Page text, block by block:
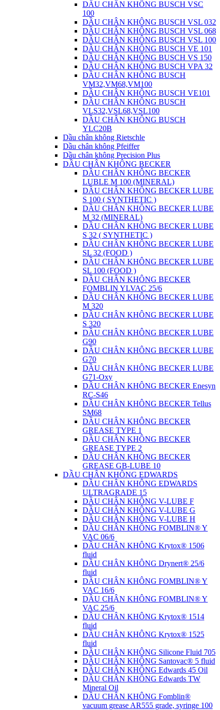
DẦU CHÂN KHÔNG BUSCH VSC
100
DẦU CHÂN KHÔNG BUSCH VSL 032
DẦU CHÂN KHÔNG BUSCH VSL 068
DẦU CHÂN KHÔNG BUSCH VSL 100
DẦU CHÂN KHÔNG BUSCH VE 101
DẦU CHÂN KHÔNG BUSCH VS 150
DẦU CHÂN KHÔNG BUSCH VPA 32
DẦU CHÂN KHÔNG BUSCH
VM32,VM68,VM100
DẦU CHÂN KHÔNG BUSCH VE101
DẦU CHÂN KHÔNG BUSCH
VLS32,VSL68,VSL100
DẦU CHÂN KHÔNG BUSCH
YLC20B
Dầu chân không Rietschle
Dầu chân không Pfeiffer
Dầu chân không Precision Plus
DẦU CHÂN KHÔNG BECKER
DẦU CHÂN KHÔNG BECKER
LUBLE M 100 (MINERAL)
DẦU CHÂN KHÔNG BECKER LUBE
S 100 ( SYNTHETIC )
DẦU CHÂN KHÔNG BECKER LUBE
M 32 (MINERAL)
DẦU CHÂN KHÔNG BECKER LUBE
S 32 ( SYNTHETIC )
DẦU CHÂN KHÔNG BECKER LUBE
SL 32 (FOOD )
DẦU CHÂN KHÔNG BECKER LUBE
SL 100 (FOOD )
DẦU CHÂN KHÔNG BECKER
FOMBLIN YLVAC 25/6
DẦU CHÂN KHÔNG BECKER LUBE
M 320
DẦU CHÂN KHÔNG BECKER LUBE
S 320
DẦU CHÂN KHÔNG BECKER LUBE
G90
DẦU CHÂN KHÔNG BECKER LUBE
G70
DẦU CHÂN KHÔNG BECKER LUBE
G71-Oxy
DẦU CHÂN KHÔNG BECKER Enesyn
RC-S46
DẦU CHÂN KHÔNG BECKER Tellus
SM68
DẦU CHÂN KHÔNG BECKER
GREASE TYPE 1
DẦU CHÂN KHÔNG BECKER
GREASE TYPE 2
DẦU CHÂN KHÔNG BECKER
GREASE GB-LUBE 10
DẦU CHÂN KHÔNG EDWARDS
DẦU CHÂN KHÔNG EDWARDS
ULTRAGRADE 15
DẦU CHÂN KHÔNG V-LUBE F
DẦU CHÂN KHÔNG V-LUBE G
DẦU CHÂN KHÔNG V-LUBE H
DẦU CHÂN KHÔNG FOMBLIN® Y
VAC 06/6
DẦU CHÂN KHÔNG Krytox® 1506
fluid
DẦU CHÂN KHÔNG Drynert® 25/6
fluid
DẦU CHÂN KHÔNG FOMBLIN® Y
VAC 16/6
DẦU CHÂN KHÔNG FOMBLIN® Y
VAC 25/6
DẦU CHÂN KHÔNG Krytox® 1514
fluid
DẦU CHÂN KHÔNG Krytox® 1525
fluid
DẦU CHÂN KHÔNG Silicone Fluid 705
DẦU CHÂN KHÔNG Santovac® 5 fluid
DẦU CHÂN KHÔNG Edwards 45 Oil
DẦU CHÂN KHÔNG Edwards TW
Mineral Oil
DẦU CHÂN KHÔNG Fomblin®
vacuum grease AR555 grade, syringe 100